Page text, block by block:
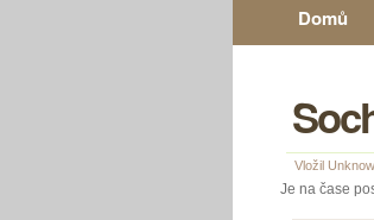
Domů
Vložil
Je na čase